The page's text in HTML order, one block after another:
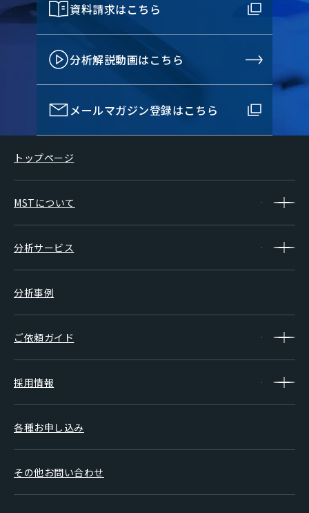
資料請求はこちら
分析解説動画はこちら
メールマガジン登録はこちら
トップページ
MSTについて
分析サービス
分析事例
ご依頼ガイド
採用情報
各種お申し込み
その他お問い合わせ